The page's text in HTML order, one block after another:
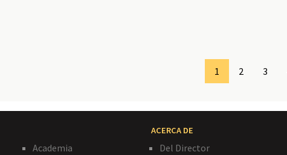
Page
1 Page
2 Page
3
Academia
ACERCA DE
Del Director